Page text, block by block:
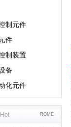
制元件
件
制装置
备
化元件
Hot ROME+